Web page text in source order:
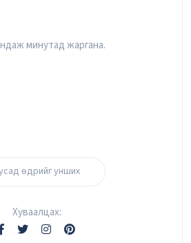
минутад жаргана.
өдрийг унших
Хуваалцах: